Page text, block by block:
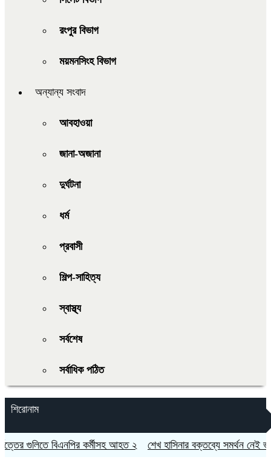
রংপুর বিভাগ
ময়মনসিংহ বিভাগ
অন্যান্য সংবাদ
আবহাওয়া
জানা-অজানা
দুর্ঘটনা
ধর্ম
প্রবাসী
শিল্প-সাহিত্য
স্বাস্থ্য
সর্বশেষ
সর্বাধিক পঠিত
শিরোনাম
বিএনপির কর্মীসহ আহত ২ শেখ হাসিনার বক্তব্যে সমর্থন নেই ভারতের: